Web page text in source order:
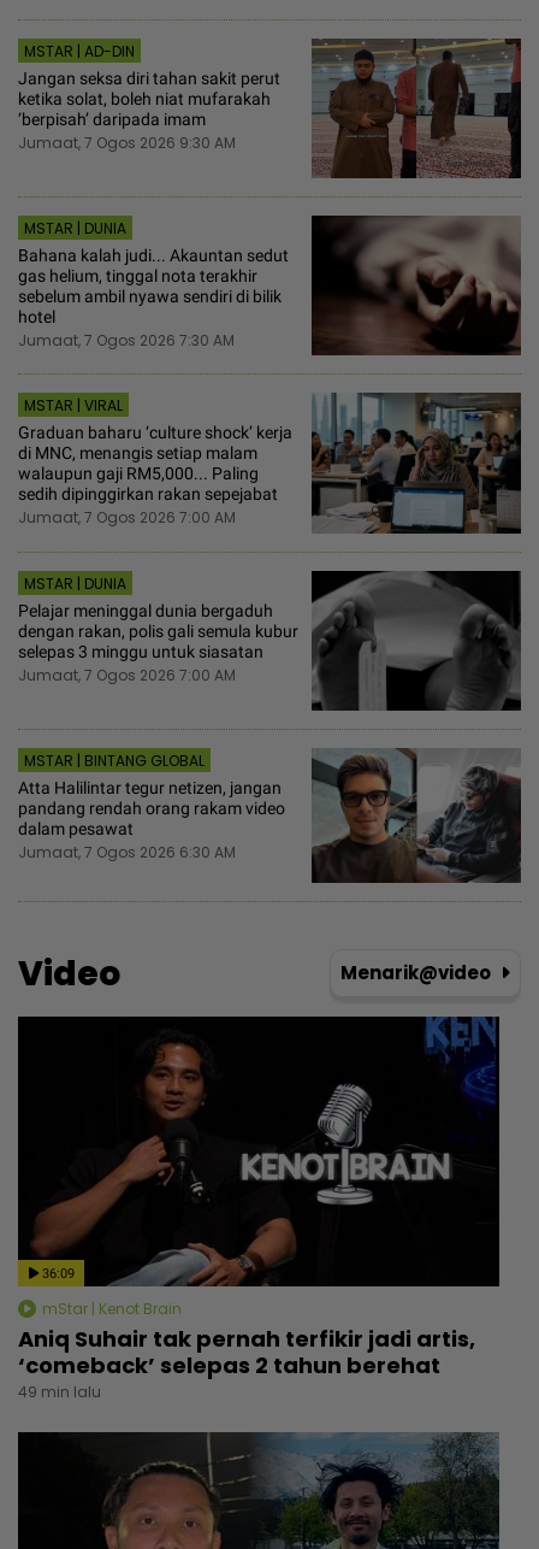
MSTAR | AD-DIN
Jangan seksa diri tahan sakit perut
ketika solat, boleh niat mufarakah
‘berpisah’ daripada imam
Jumaat, 7 Ogos 2026 9:30 AM
MSTAR | DUNIA
Bahana kalah judi... Akauntan sedut
gas helium, tinggal nota terakhir
sebelum ambil nyawa sendiri di bilik
hotel
Jumaat, 7 Ogos 2026 7:30 AM
MSTAR | VIRAL
Graduan baharu ‘culture shock’ kerja
di MNC, menangis setiap malam
walaupun gaji RM5,000... Paling
sedih dipinggirkan rakan sepejabat
Jumaat, 7 Ogos 2026 7:00 AM
MSTAR | DUNIA
Pelajar meninggal dunia bergaduh
dengan rakan, polis gali semula kubur
selepas 3 minggu untuk siasatan
Jumaat, 7 Ogos 2026 7:00 AM
MSTAR | BINTANG GLOBAL
Atta Halilintar tegur netizen, jangan
pandang rendah orang rakam video
dalam pesawat
Jumaat, 7 Ogos 2026 6:30 AM
Video Menarik@video
36:09
mStar | Kenot Brain
Aniq Suhair tak pernah terfikir jadi artis,
‘comeback’ selepas 2 tahun berehat
49 min lalu